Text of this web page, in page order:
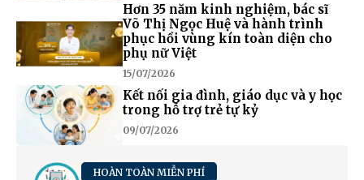
Hơn 35 năm kinh nghiệm, bác sĩ
Võ Thị Ngọc Huệ và hành trình
phục hồi vùng kín toàn diện cho
phụ nữ Việt
15/07/2026
Kết nối gia đình, giáo dục và y học
trong hỗ trợ trẻ tự kỷ
09/07/2026
HOÀN TOÀN MIỄN PHÍ